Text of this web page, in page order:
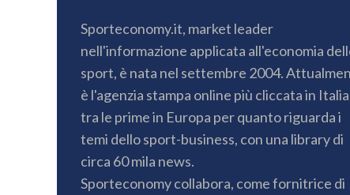
Sporteconomy.it, market leader
nell'informazione applicata all'economia
sport, è nata nel settembre 2004.
è l'agenzia stampa online più cliccata in
tra le prime in Europa per quanto riguarda i
temi dello sport-business, con una library di
circa 60 mila news.
Sporteconomy collabora, come fornitrice di